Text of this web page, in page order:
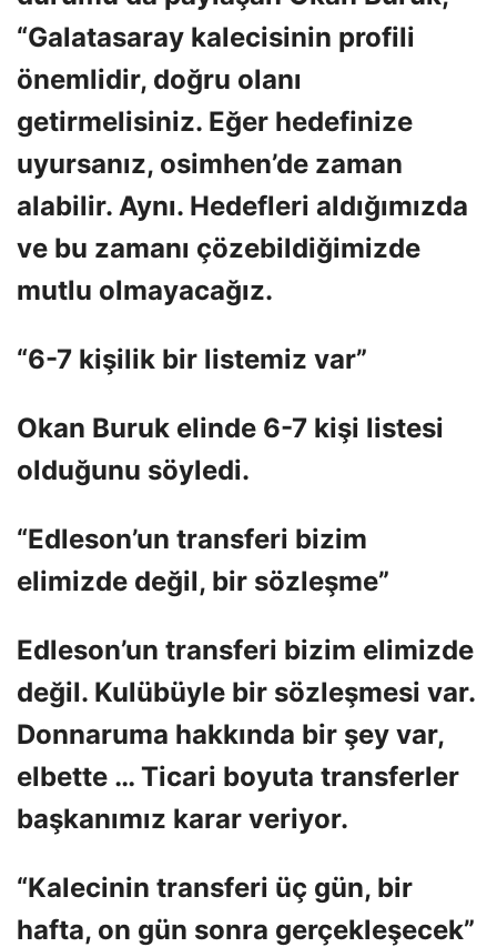
“Galatasaray kalecisinin profili
önemlidir, doğru olanı
getirmelisiniz. Eğer hedefinize
uyursanız, osimhen’de zaman
alabilir. Aynı. Hedefleri aldığımızda
ve bu zamanı çözebildiğimizde
mutlu olmayacağız.
“6-7 kişilik bir listemiz var”
Okan Buruk elinde 6-7 kişi listesi
olduğunu söyledi.
“Edleson’un transferi bizim
elimizde değil, bir sözleşme”
Edleson’un transferi bizim elimizde
değil. Kulübüyle bir sözleşmesi var.
Donnaruma hakkında bir şey var,
elbette … Ticari boyuta transferler
başkanımız karar veriyor.
“Kalecinin transferi üç gün, bir
hafta, on gün sonra gerçekleşecek”